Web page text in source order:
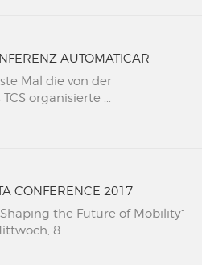
AUTOMATICAR
Mal die von der
organisierte ...
CONFERENCE 2017
the Future of Mobility“
8. ...